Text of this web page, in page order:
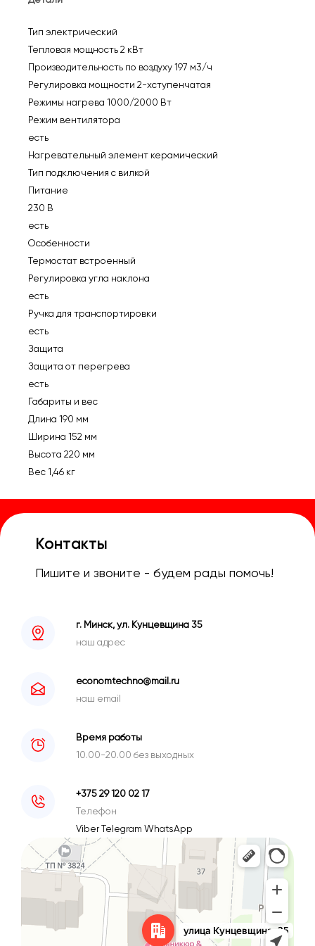
Тип электрический
Тепловая мощность 2 кВт
Производительность по воздуху 197 м3/ч
Регулировка мощности 2-хступенчатая
Режимы нагрева 1000/2000 Вт
Режим вентилятора
есть
Нагревательный элемент керамический
Тип подключения с вилкой
Питание
230 В
есть
Особенности
Термостат встроенный
Регулировка угла наклона
есть
Ручка для транспортировки
есть
Защита
Защита от перегрева
есть
Габариты и вес
Длина 190 мм
Ширина 152 мм
Высота 220 мм
Вес 1,46 кг
Контакты
Пишите и звоните - будем рады помочь!
г. Минск, ул. Кунцевщина 35
наш адрес
economtechno@mail.ru
наш email
Время работы
10.00-20.00 без выходных
+375 29 120 02 17
Телефон
ViberTelegram WhatsApp
Минск
Улица Кунцевщина, 35 — Яндекс Карты